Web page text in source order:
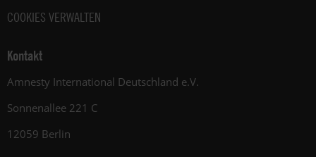
COOKIES VERWALTEN
Kontakt
Amnesty International Deutschland e.V.
Sonnenallee 221 C
12059 Berlin